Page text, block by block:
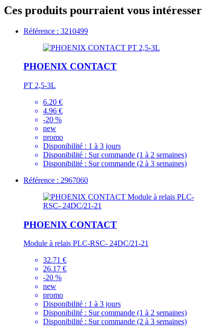
Ces produits pourraient vous intéresser
Référence : 3210499
PHOENIX CONTACT
PT 2,5-3L
6.20 €
4.96 €
-20 %
new
promo
Disponibilité : 1 à 3 jours
Disponibilité : Sur commande (1 à 2 semaines)
Disponibilité : Sur commande (2 à 3 semaines)
Référence : 2967060
PHOENIX CONTACT
Module à relais PLC-RSC- 24DC/21-21
32.71 €
26.17 €
-20 %
new
promo
Disponibilité : 1 à 3 jours
Disponibilité : Sur commande (1 à 2 semaines)
Disponibilité : Sur commande (2 à 3 semaines)